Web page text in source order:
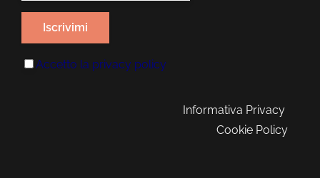
Accetto la privacy policy
Informativa Privacy
Cookie Policy